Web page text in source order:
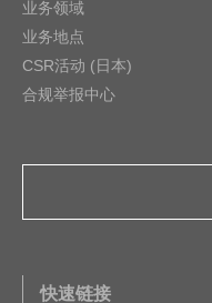
业务领域
业务地点
CSR活动 (日本)
合规举报中心
快速链接